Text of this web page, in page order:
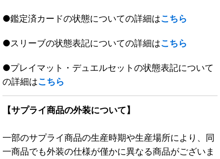
●鑑定済カードの状態についての詳細はこちら
●スリーブの状態表記についての詳細はこちら
●プレイマット・デュエルセットの状態表記について
の詳細はこちら
【サプライ商品の外装について】
一部のサプライ商品の生産時期や生産場所により、同
一商品でも外装の仕様が僅かに異なる商品がございま